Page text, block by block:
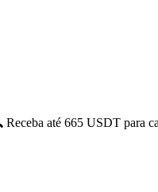
até 665 USDT para